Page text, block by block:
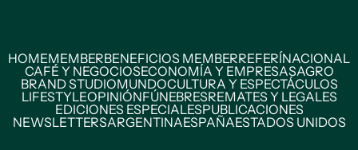
HOMEMEMBERBENEFICIOS MEMBERREFERÍNACIONAL
CAFÉ Y NEGOCIOSECONOMÍA Y EMPRESASAGRO
BRAND STUDIOMUNDOCULTURA Y ESPECTÁCULOS
LIFESTYLEOPINIÓNFÚNEBRESREMATES Y LEGALES
EDICIONES ESPECIALESPUBLICACIONES
NEWSLETTERSARGENTINAESPAÑAESTADOS UNIDOS